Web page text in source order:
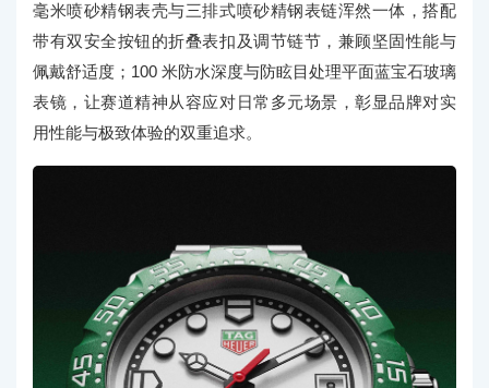
毫米喷砂精钢表壳与三排式喷砂精钢表链浑然一体，搭配
带有双安全按钮的折叠表扣及调节链节，兼顾坚固性能与
佩戴舒适度；100 米防水深度与防眩目处理平面蓝宝石玻璃
表镜，让赛道精神从容应对日常多元场景，彰显品牌对实
用性能与极致体验的双重追求。